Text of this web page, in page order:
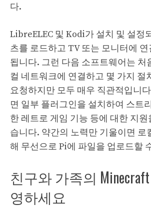
다.
LibreELEC 및 Kodi가 설치 및 설정
츠를 로드하고 TV 또는 모니터에
됩니다. 그런 다음 소프트웨어는 처
컬 네트워크에 연결하고 몇 가지 절
요청하지만 모두 매우 직관적입니
면 일부 플러그인을 설치하여 스트
한 레트로 게임 기능 등에 대한 지원
습니다. 약간의 노력만 기울이면 로
해 무선으로 Pi에 파일을 업로드할
친구와 가족의
영하세요